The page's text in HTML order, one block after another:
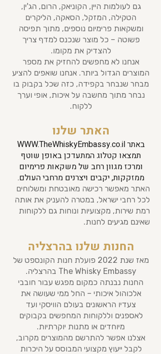
גם לעולמות היין, הקוניאק, הרום, הג'ין,
הטקילה, המזקל, הסאקה, הליקרים
ומשקאות פרימיום נוספים, מתוך תפיסה
פשוטה – כל מוצר שנכנס למדף צריך
להצדיק את מקומו.
אנחנו לא מחפשים להחזיק את מספר
המוצרים הגדול ביותר. אנחנו שואפים להציע
מבחר שנבחר בקפידה, כזה שכל בקבוק בו
נבחר מתוך מחשבה על איכות, אופי וערך
ללקוח.
האתר שלנו
באתרWWW.TheWhiskyEmbassy.co.il
תמצאו קטלוג המתעדכן באופן שוטף
ומרכז מגוון רחב של משקאות פרימיום
ממזקקות, יקבים ויצרנים מרחבי העולם.
האתר מאפשר רכישה מאובטחת ומשלוחים
לכל רחבי ישראל, במטרה להעניק את אותה
רמת שירות, מקצועיות ונוחות גם ללקוחות
שאינם מגיעים לחנות.
החנות שלנו בהרצליה
מאז שנת 2022 פועלת חנות הקונספט של
The Whisky Embassy בהרצליה.
החנות נבנתה כמקום מפגש עבור חובבי
אלכוהול איכותי – החל ממי שעושה את
צעדיו הראשונים בעולם הוויסקי ועד
לאספנים וללקוחות המחפשים בקבוקים
מיוחדים או מתנות יוקרתיות.
אצלנו אפשר להתרשם מהמוצרים מקרוב,
לקבל ייעוץ מקצועי המבוסס על היכרות